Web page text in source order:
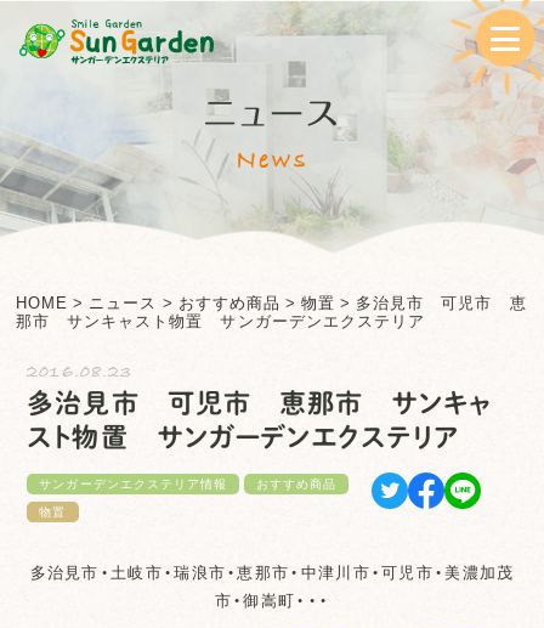
ニュース
News
HOME > ニュース > おすすめ商品 > 物置 > 多治見市 可児市 恵
那市 サンキャスト物置 サンガーデンエクステリア
2016.08.23
多治見市 可児市 恵那市 サンキャ
スト物置 サンガーデンエクステリア
サンガーデンエクステリア情報
おすすめ商品
物置
多治見市・土岐市・瑞浪市・恵那市・中津川市・可児市・美濃加茂
市・御嵩町・・・